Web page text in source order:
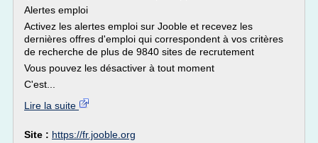
Alertes emploi
Activez les alertes emploi sur Jooble et recevez les
dernières offres d'emploi qui correspondent à vos critères
de recherche de plus de 9840 sites de recrutement
Vous pouvez les désactiver à tout moment
C'est...
Lire la suite
Site : https://fr.jooble.org